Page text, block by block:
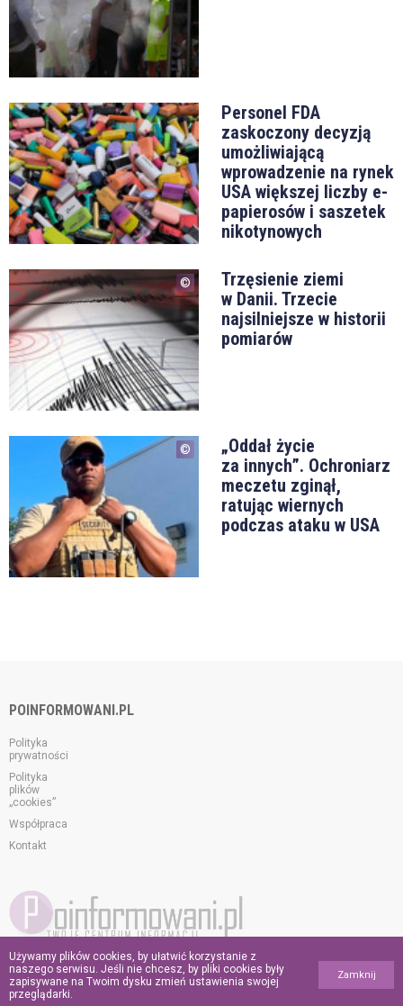
Personel FDA
zaskoczony decyzją
umożliwiającą
wprowadzenie na rynek
USA większej liczby e-
papierosów i saszetek
nikotynowych
Trzęsienie ziemi
w Danii. Trzecie
najsilniejsze w historii
pomiarów
„Oddał życie
za innych”. Ochroniarz
meczetu zginął,
ratując wiernych
podczas ataku w USA
POINFORMOWANI.PL
Polityka
prywatności
Polityka
plików
„cookies”
Współpraca
Kontakt
© 2026 poinformowani.pl.
Wszelkie prawa zastrzeżone.
Używamy plików cookies, by ułatwić korzystanie z
naszego serwisu. Jeśli nie chcesz, by pliki cookies były
zapisywane na Twoim dysku zmień ustawienia swojej
przeglądarki.
Zamknij